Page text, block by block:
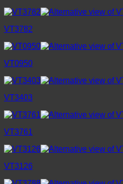
VT3782
VT0950
VT3403
VT3761
VT3126